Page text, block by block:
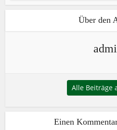
Über den
Alle Beiträge
Einen